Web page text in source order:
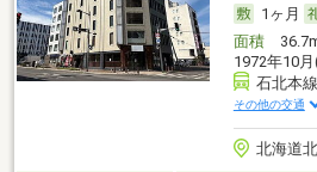
1ヶ月
面積
1972年10
石北本
その他の交通
北海道